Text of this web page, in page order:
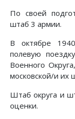
По своей
штаб 3 армии.
В октябре
полевую
Военного
московской/и их
Штаб округа и
оценки.